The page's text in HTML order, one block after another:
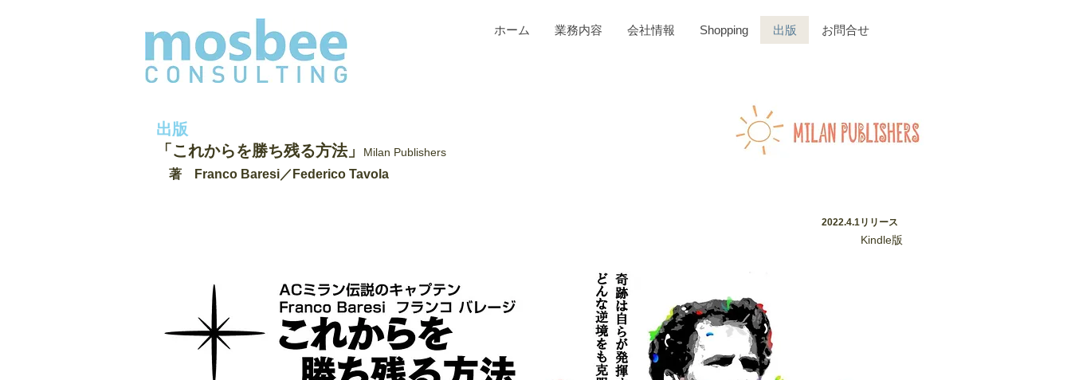
ホーム 業務内容 会社情報 Shopping 出版 お問合せ
出版
「これからを勝ち残る方法」
Milan Publishers
著 Franco Baresi／Federico Tavola
2022.4.1リリース
Kindle版